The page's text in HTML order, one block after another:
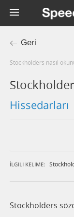
Geri
stockholders nasıl
hissedarları
İLGILI KELIME:
Stockholders